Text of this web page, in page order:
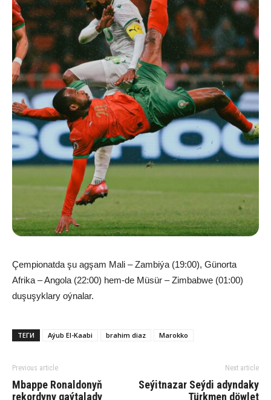
Çempionatda şu agşam Mali – Zambiýa (19:00), Günorta
Afrika – Angola (22:00) hem-de Müsür – Zimbabwe (01:00)
duşuşyklary oýnalar.
ТЕГИ Aýub El-Kaabi brahim diaz Ma­rok­ko
Previous article
Mbappe Ronaldonyň
rekordyny gaýtalady
Next article
Seýitnazar Seýdi adyndaky
Türkmen döwlet